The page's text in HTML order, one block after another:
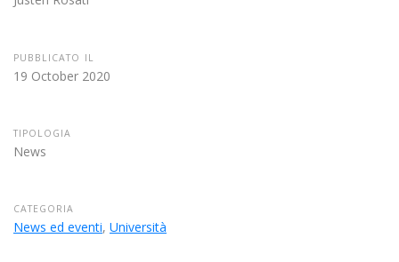
PUBBLICATO IL
19 October 2020
TIPOLOGIA
News
CATEGORIA
News ed eventi, Università